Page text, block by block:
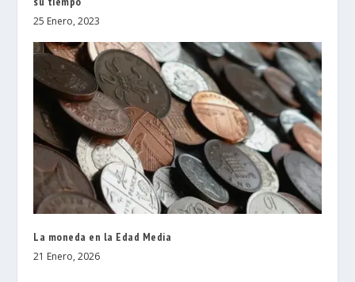
25 Enero, 2023
La moneda en la Edad Media
21 Enero, 2026